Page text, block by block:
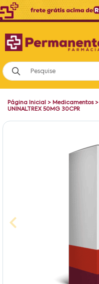
Página Inicial > Medicamentos>
UNINALTREX 50MG 30CPR